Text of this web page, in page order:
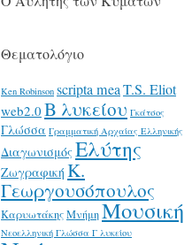
Θεματολόγιο
Ken Robinson scripta meaT.S. Eliot
web2.0 Β λυκείου Γκάτσος
Γλώσσα Γραμματική Αρχαίας Ελληνικής
ΔιαγωνισμόςΕλύτης
Ζωγραφική Κ.
Γεωργουσόπουλος
ΚαρυωτάκηςΜνήμηΜουσική
Νεοελληνική Γλώσσα Γ λυκείου